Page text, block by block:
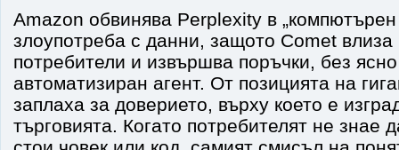
Amazon обвинява Perplexity в „компютърен
злоупотреба с данни, защото Comet влиза
потребители и извършва поръчки, без
автоматизиран агент. От позицията на
заплаха за доверието, върху което е
търговията. Когато потребителят не знае